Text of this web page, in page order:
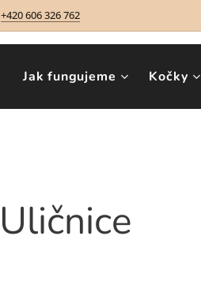
+420 606 326 762
Jak fungujeme Kočky
Uličnice